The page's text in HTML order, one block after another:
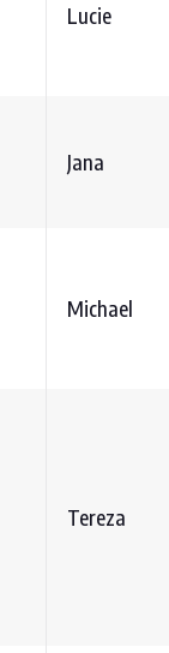
Lucie
Jana
Michael
Tereza